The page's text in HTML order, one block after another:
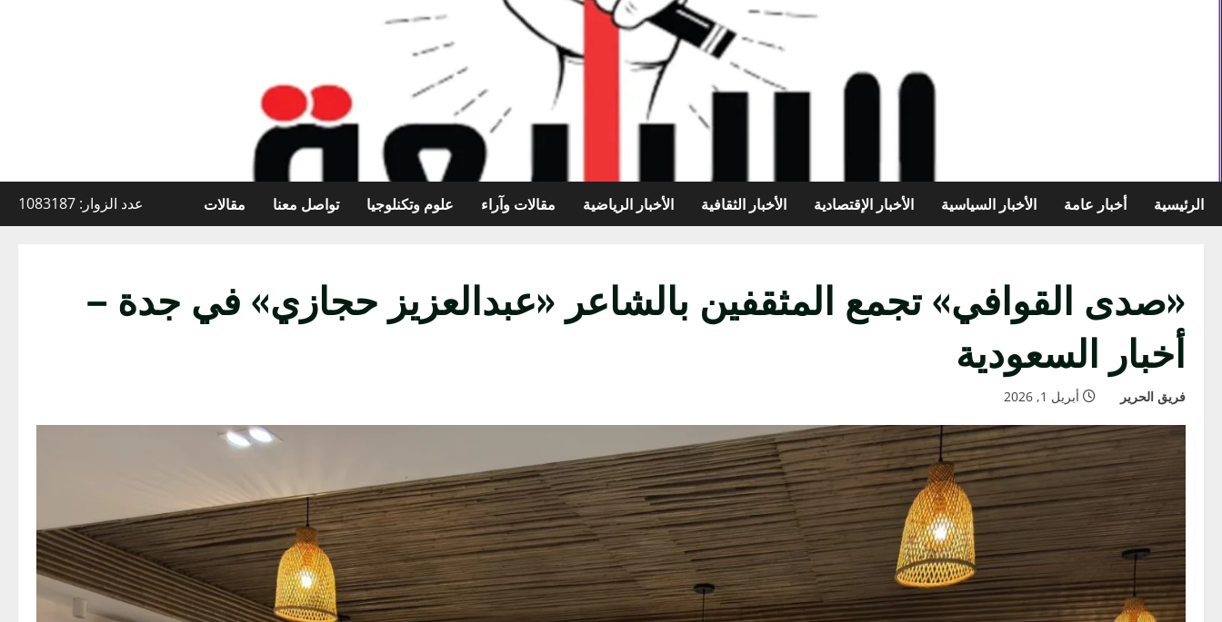
الرئيسية أخبار عامة الأخبار السياسية الأخبار الإقتصادية الأخبار الثقافية الأخبار الرياضية مقالات وآراء علوم وتكنلوجيا تواصل معنا مقالات عدد الزوار: 1083187
«صدى القوافي» تجمع المثقفين بالشاعر «عبدالعزيز حجازي» في جدة –
أخبار السعودية
فريق الحرير أبريل 1, 2026